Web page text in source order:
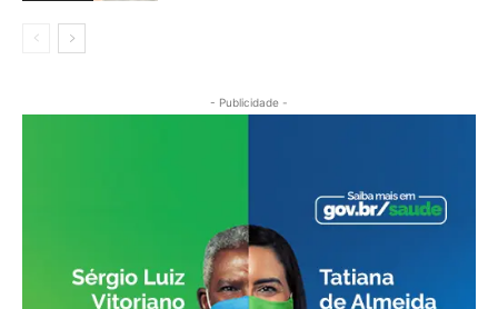
- Publicidade -